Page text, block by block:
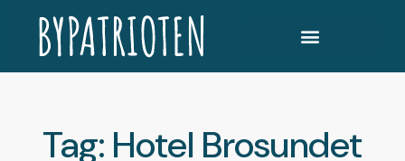
Tag: Hotel Brosundet